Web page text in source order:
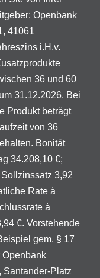
Openbank
41061
i.H.v.
36 und 60
31.12.2026. Bei
Produkt beträgt
von 36
Bonität
34.208,10 €;
3,92
Rate à
à
€. Vorstehende
gem. § 17
Openbank
Santander-Platz